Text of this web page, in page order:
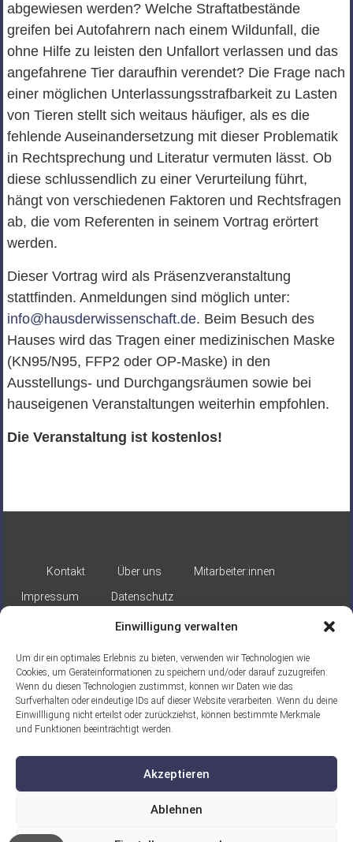
Einwilligung verwalten
Um dir ein optimales Erlebnis zu bieten, verwenden wir Technologien wie
Cookies, um Geräteinformationen zu speichern und/oder darauf zuzugreifen.
Wenn du diesen Technologien zustimmst, können wir Daten wie das
Surfverhalten oder eindeutige IDs auf dieser Website verarbeiten. Wenn du deine
Einwillligung nicht erteilst oder zurückziehst, können bestimmte Merkmale
und Funktionen beeinträchtigt werden.
Akzeptieren
Ablehnen
abgewiesen werden? Welche Straftatbestände
greifen bei Autofahrern nach einem Wildunfall, die
ohne Hilfe zu leisten den Unfallort verlassen und das
angefahrene Tier daraufhin verendet? Die Frage nach
einer möglichen Unterlassungsstrafbarkeit zu Lasten
von Tieren stellt sich weitaus häufiger, als es die
fehlende Auseinandersetzung mit dieser Problematik
in Rechtsprechung und Literatur vermuten lässt. Ob
diese schlussendlich zu einer Verurteilung führt,
hängt von verschiedenen Faktoren und Rechtsfragen
ab, die vom Referenten in seinem Vortrag erörtert
werden.
Dieser Vortrag wird als Präsenzveranstaltung
stattfinden. Anmeldungen sind möglich unter:
info@hausderwissenschaft.de. Beim Besuch des
Hauses wird das Tragen einer medizinischen Maske
(KN95/N95, FFP2 oder OP-Maske) in den
Ausstellungs- und Durchgangsräumen sowie bei
hauseigenen Veranstaltungen weiterhin empfohlen.
Die Veranstaltung ist kostenlos!
Kontakt Über uns
Mitarbeiter:innen
Impressum
Datenschutz
Gefördert durch: